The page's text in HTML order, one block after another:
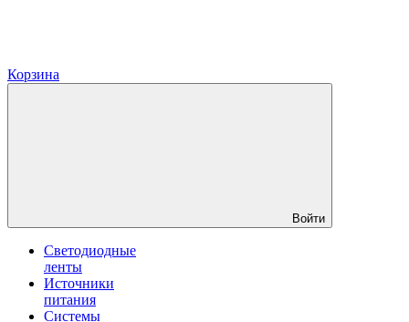
Корзина
Войти
Светодиодные
ленты
Источники
питания
Системы